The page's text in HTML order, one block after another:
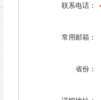
联系电话：
常用邮箱：
省份：